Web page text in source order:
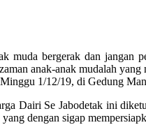
muda bergerak dan jangan
anak-anak mudalah
1/12/19, di Gedung
Dairi Se Jabodetak ini
dengan sigap